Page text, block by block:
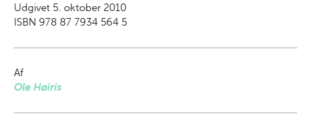
Udgivet 5. oktober 2010
ISBN 978 87 7934 564 5
Af
Ole Høiris